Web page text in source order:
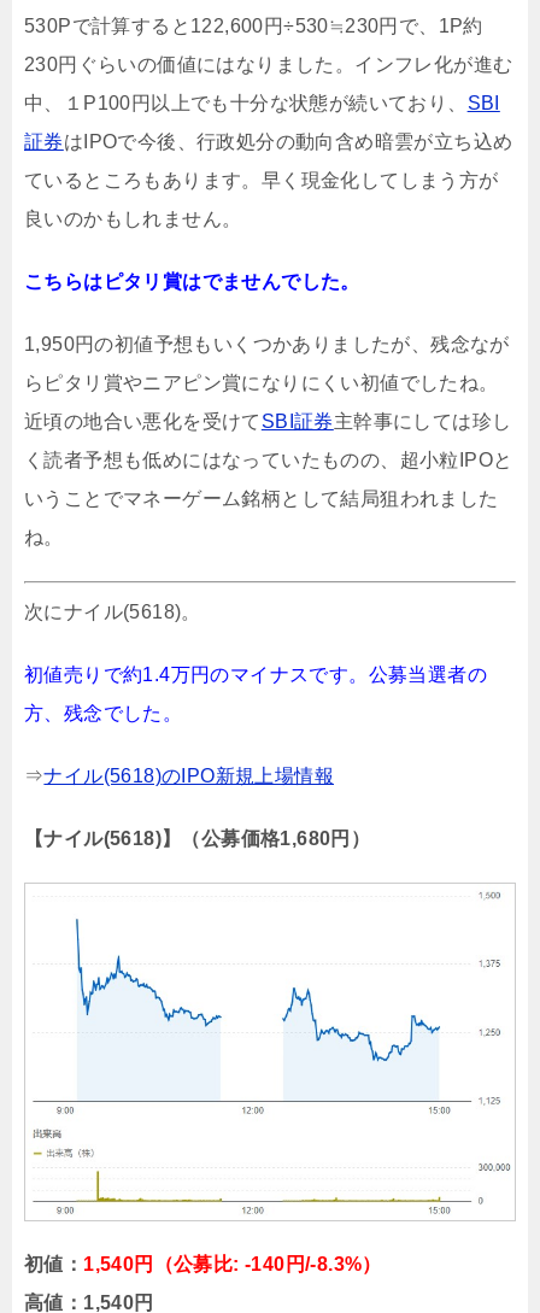
530Pで計算すると122,600円÷530≒230円で、1P約
230円ぐらいの価値にはなりました。インフレ化が進む
中、１P100円以上でも十分な状態が続いており、 SBI
証券はIPOで今後、行政処分の動向含め暗雲が立ち込め
ているところもあります。早く現金化してしまう方が
良いのかもしれません。
こちらはピタリ賞はでませんでした。
1,950円の初値予想もいくつかありましたが、残念なが
らピタリ賞やニアピン賞になりにくい初値でしたね。
近頃の地合い悪化を受けて SBI証券主幹事にしては珍し
く読者予想も低めにはなっていたものの、超小粒IPOと
いうことでマネーゲーム銘柄として結局狙われました
ね。
次にナイル(5618)。
初値売りで約1.4万円のマイナスです。公募当選者の
方、残念でした。
⇒ナイル(5618)のIPO新規上場情報
【ナイル(5618)】（公募価格1,680円）
初値： 1,540円（公募比: -140円/-8.3%）
高値：1,540円